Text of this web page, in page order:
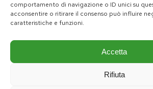
comportamento di navigazione o ID unici su
acconsentire o ritirare il consenso può influire
caratteristiche e funzioni.
Accetta
Rifiuta
pd@consiglio.regione.lombardia.it
Pagine Facebook Gruppo Consiliare PD LombardiaPagina Messenger Gruppo Consiliare PD LombardiaPagina Instagram Gruppo PD LombardiaPagina Youtube Gruppo PD Lombardia